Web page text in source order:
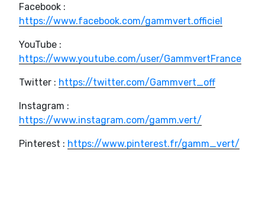
Facebook :
https://www.facebook.com/gammvert.officiel
YouTube :
https://www.youtube.com/user/GammvertFrance
Twitter : https://twitter.com/Gammvert_off
Instagram :
https://www.instagram.com/gamm.vert/
Pinterest : https://www.pinterest.fr/gamm_vert/